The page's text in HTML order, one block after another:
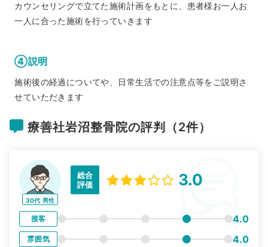
カウンセリングで立てた施術計画をもとに、患者様お一人お
一人に合った施術を行っていきます
④説明
施術後の経過についてや、日常生活での注意点等をご説明さ
せていただきます
療善社岩沼整骨院の評判（2件）
30代 男性
総合
評価
3.0
接客 4.0
雰囲気 4.0